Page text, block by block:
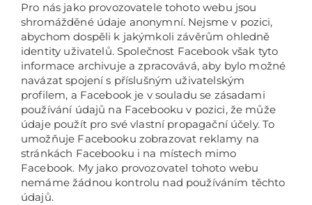
Pro nás jako provozovatele tohoto webu jsou
shromážděné údaje anonymní. Nejsme v pozici,
abychom dospěli k jakýmkoli závěrům ohledně
identity uživatelů. Společnost Facebook však tyto
informace archivuje a zpracovává, aby bylo možné
navázat spojení s příslušným uživatelským
profilem, a Facebook je v souladu se zásadami
používání údajů na Facebooku v pozici, že může
údaje použít pro své vlastní propagační účely. To
umožňuje Facebooku zobrazovat reklamy na
stránkách Facebooku i na místech mimo
Facebook. My jako provozovatel tohoto webu
nemáme žádnou kontrolu nad používáním těchto
údajů.